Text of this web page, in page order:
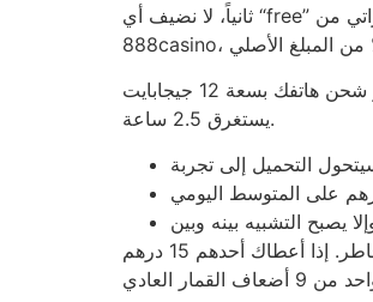
ثانياً، لا نضيف أي “free” إلى القائمة دون حساب تكلفة الفقدان التي قد تصل إلى 3.7% من إجمالي المراهنات المتوسطة. مثال عملي: عند سحب 500 درهم إماراتي من
أضف إلى ذلك، مقارنة سرعة السحب مع سلاسل إمداد السلع: سحب 1,000 درهم من منصة تقدم متوسط زمن 2.3 ساعة هو كأنك تنتظر شحن هاتفك بسعة 12 جيجابايت
يستغرق 2.5 ساعة.
وبينما يروج البعض إلى “هدايا” مجانية، نحن نذكر أن لا أحد يرسل لك أموالًا دون حساب مخاطر. إذا أعطاك أحدهم 15 درهم “gift” للبدء، فاحتمال أن يتحول إلى خسارة 85%